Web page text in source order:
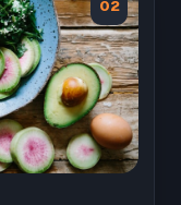
02